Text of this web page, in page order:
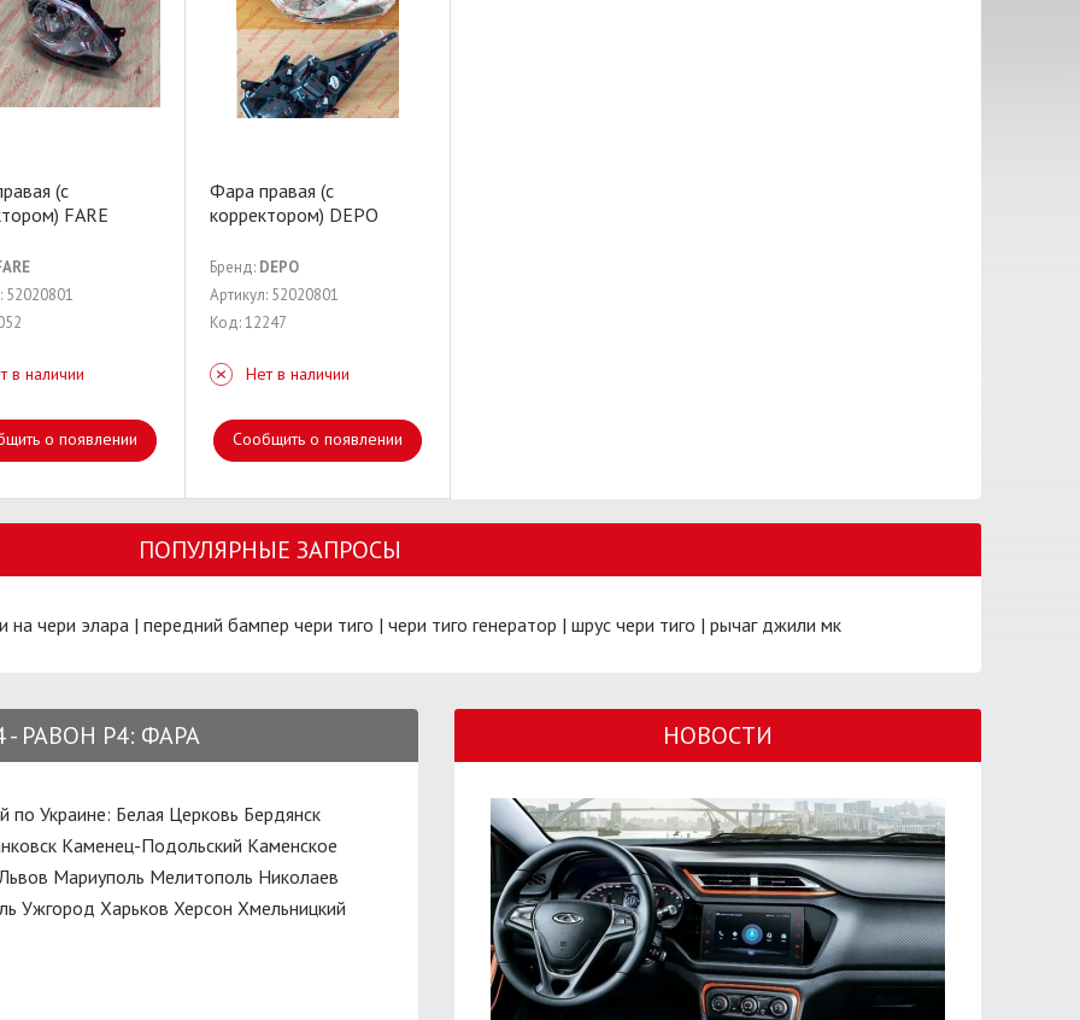
(с
FARE
52020801
в наличии
о появлении
Фара правая (с
корректором) DEPO
Бренд: DEPO
Артикул: 52020801
Код: 12247
Нет в наличии
Сообщить о появлении
ПОПУЛЯРНЫЕ ЗАПРОСЫ
на чери элара | передний бампер чери тиго | чери тиго генератор | шрус чери тиго | рычаг джили мк
- РАВОН Р4: ФАРА
по Украине: Белая Церковь Бердянск
Каменец-Подольский Каменское
Львов Мариуполь Мелитополь Николаев
Ужгород Харьков Херсон Хмельницкий
НОВОСТИ